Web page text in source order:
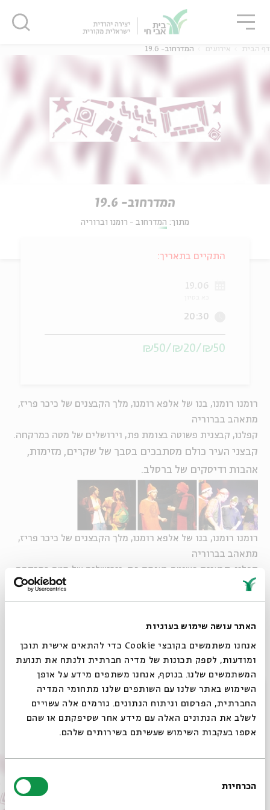
האתר עושה שימוש בעוגיות
אנחנו משתמשים בקובצי Cookie כדי להתאים אישית תוכן
ומודעות, לספק תכונות של מדיה חברתית ולנתח את תנועת
המשתמשים שלנו. בנוסף, אנחנו משתפים מידע על אופן
השימוש באתר שלנו עם השותפים שלנו מתחומי המדיה
החברתית, הפרסום וניתוח הנתונים. גורמים אלה עשויים
לשלב את הנתונים האלה עם מידע אחר שסיפקתם או שהם
אספו בעקבות השימוש שעשיתם בשירותים שלהם.
הסכמה
הכרחיות
דף הבית אירועים המדרחוב- 19.6
המדרחוב- 19.6
מתוך: המדרחוב - רומנו וברוריה
רומנו רומנו, בנו של אלפא רומנו, מלך הקבצנים של כיכר פריז,
מתאהב בברוריה
קפלנו, קבצנית פשוטה בצומת פת, וירושלים של מטה כמרקחה.
קבצני העיר כולם מסתבכים בסבך של שקרים, מזימות,
אהבות ודיסקים של ברסלב.
רומנו רומנו, בנו של אלפא רומנו, מלך הקבצנים של כיכר פריז,
מתאהב בברוריה
קפלנו, קבצנית פשוטה בצומת פת, וירושלים של מטה כמרקחה.
קבצני העיר כולם מסתבכים בסבך של שקרים, מזימות, אהבות
ודיסקים של ברסלב.
שיתוף הוספה ליומן הרשמה לאירועים דומים
תגיות: במה קומדיה מדרחוב יוליה רומנו ברוריה
התקיים בתאריך:
19.06
20:30
₪50/₪20/₪50
אירועים נוספים בסדרה
סגור
סגור